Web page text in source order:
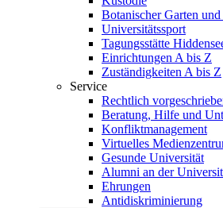
Botanischer Garten
Universitätssport
Tagungsstätte
Einrichtungen A bis Z
Zuständigkeiten A bis Z
Service
Rechtlich
Beratung, Hilfe und
Konfliktmanagement
Virtuelles
Gesunde Universität
Alumni an der
Ehrungen
Antidiskriminierung